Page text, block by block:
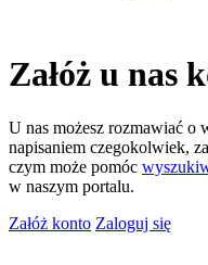
Załóż u nas
U nas możesz rozmawiać o
napisaniem czegokolwiek,
czym może pomóc
w naszym portalu.
Załóż konto Zaloguj się